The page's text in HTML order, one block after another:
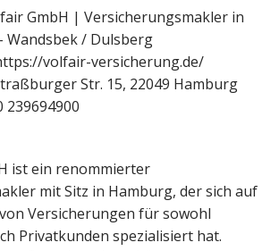
GmbH | Versicherungsmakler in
Wandsbek / Dulsberg
volfair-versicherung.de/
Str. 15, 22049 Hamburg
239694900
ist ein renommierter
mit Sitz in Hamburg, der sich auf
Versicherungen für sowohl
Privatkunden spezialisiert hat.